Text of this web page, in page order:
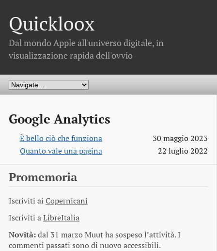
Quickloox
Dal mondo Apple all'universo digitale, in
visualizzazione rapida dell'ovvio
Google Analytics
È bello ciò che funziona
30 maggio 2023
Quanto vale una pagina
22 luglio 2022
Promemoria
Iscriviti ai Copernicani
Iscriviti aLibreItalia
Novità:dal 31 marzo Muut ha sospeso l’attività. I
commenti passati sono di nuovo accessibili.